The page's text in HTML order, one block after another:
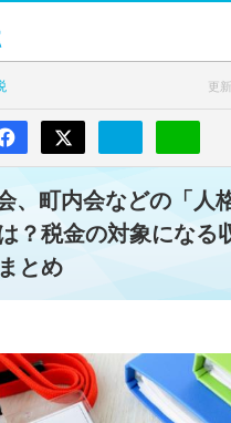
更新
、町内会などの「人
？税金の対象になる
とめ